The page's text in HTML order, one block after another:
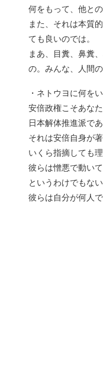
何をもって、他と
また、それは本質
ても良いのでは。
まあ、目糞、鼻糞
の。みんな、人間
・ネトウヨに何を
安倍政権こそあな
日本解体推進派であ
それは安倍自身が
いくら指摘しても
彼らは憎悪で動い
というわけでもな
彼らは自分が何人